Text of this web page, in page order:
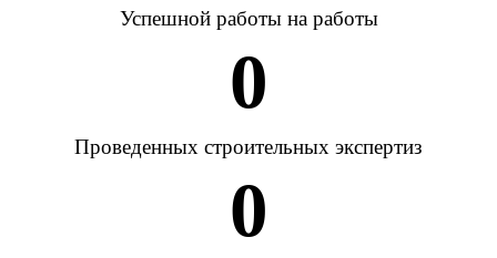
Успешной работы на работы
0
Проведенных строительных экспертиз
0